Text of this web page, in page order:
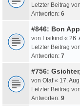
Letzter Beitrag von
Antworten: 6
#846: Bon
von Lisikind « 26.
Letzter Beitrag von
Antworten: 7
#756:
von Olaf« 17.
Letzter Beitrag von
Antworten: 9